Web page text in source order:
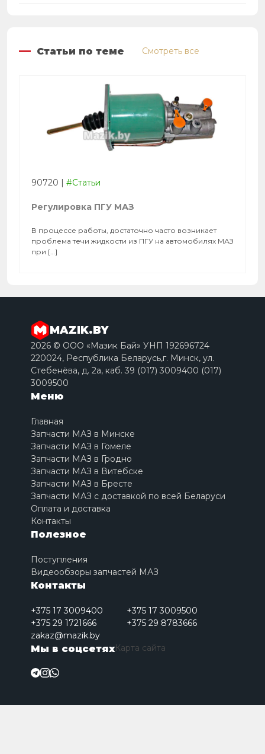
Статьи по теме Смотреть все
90720 | #Статьи
Регулировка ПГУ МАЗ
В процессе работы, достаточно часто возникает
проблема течи жидкости из ПГУ на автомобилях МАЗ
при […]
MAZIK.BY
2026 © ООО «Мазик Бай» УНП 192696724
220024, Республика Беларусь,г. Минск, ул.
Стебенёва, д. 2a, каб. 39 (017) 3009400 (017)
3009500
Меню
Главная
Запчасти МАЗ в Минске
Запчасти МАЗ в Гомеле
Запчасти МАЗ в Гродно
Запчасти МАЗ в Витебске
Запчасти МАЗ в Бресте
Запчасти МАЗ с доставкой по всей Беларуси
Оплата и доставка
Контакты
Полезное
Поступления
Видеообзоры запчастей МАЗ
Контакты
+375 17 3009400
+375 17 3009500
+375 29 1721666
+375 29 8783666
zakaz@mazik.by
Мы в соцсетяхКарта сайта